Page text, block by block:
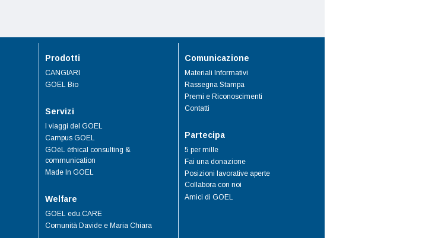
Prodotti
CANGIARI
GOEL Bio
Servizi
I viaggi del GOEL
Campus GOEL
GOèL èthical consulting &
communication
Made In GOEL
Welfare
GOEL edu.CARE
Comunità Davide e Maria Chiara
Comunicazione
Materiali Informativi
Rassegna Stampa
Premi e Riconoscimenti
Contatti
Partecipa
5 per mille
Fai una donazione
Posizioni lavorative aperte
Collabora con noi
Amici di GOEL